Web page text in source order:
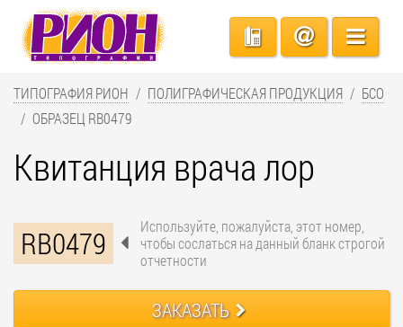
ТИПОГРАФИЯ РИОН ПОЛИГРАФИЧЕСКАЯ ПРОДУКЦИЯ
БСО
ОБРАЗЕЦ RB0479
Квитанция врача лор
RB0479
Используйте, пожалуйста, этот номер,
чтобы сослаться на данный бланк строгой
отчетности
ЗАКАЗАТЬ